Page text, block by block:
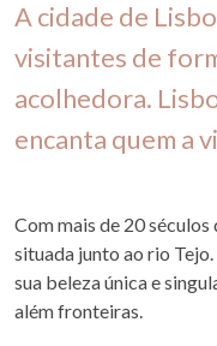
A cidade de
visitantes de
acolhedora.
encanta quem a
Com mais de 20
situada junto ao rio
sua beleza única e
além fronteiras.